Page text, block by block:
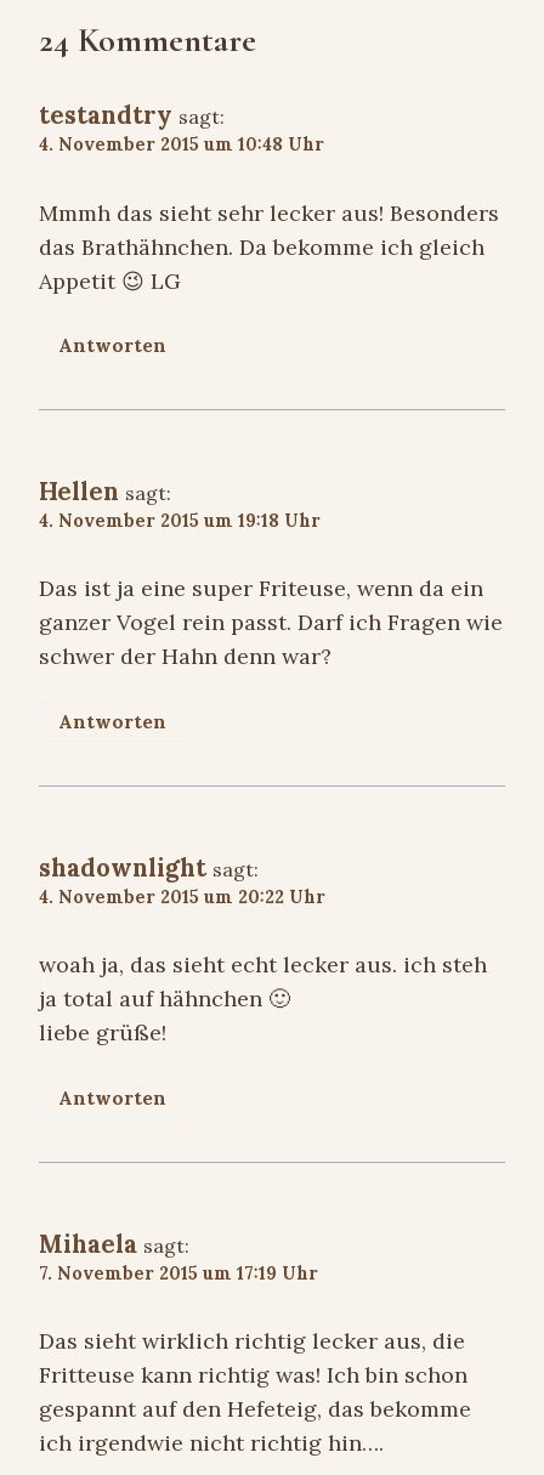
24 Kommentare
testandtry sagt:
4. November 2015 um 10:48 Uhr
Mmmh das sieht sehr lecker aus! Besonders
das Brathähnchen. Da bekomme ich gleich
Appetit 😉 LG
Antworten
Hellen sagt:
4. November 2015 um 19:18 Uhr
Das ist ja eine super Friteuse, wenn da ein
ganzer Vogel rein passt. Darf ich Fragen wie
schwer der Hahn denn war?
Antworten
shadownlight sagt:
4. November 2015 um 20:22 Uhr
woah ja, das sieht echt lecker aus. ich steh
ja total auf hähnchen 🙂
liebe grüße!
Antworten
Mihaela sagt:
7. November 2015 um 17:19 Uhr
Das sieht wirklich richtig lecker aus, die
Fritteuse kann richtig was! Ich bin schon
gespannt auf den Hefeteig, das bekomme
ich irgendwie nicht richtig hin….